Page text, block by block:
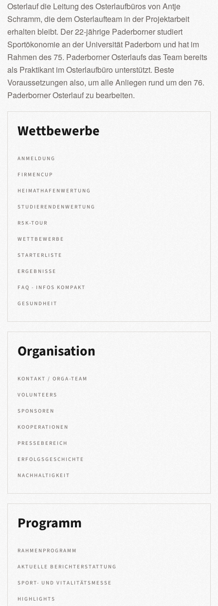
Osterlauf die Leitung des Osterlaufbüros von Antje
Schramm, die dem Osterlaufteam in der Projektarbeit
erhalten bleibt. Der 22-jährige Paderborner studiert
Sportökonomie an der Universität Paderborn und hat im
Rahmen des 75. Paderborner Osterlaufs das Team bereits
als Praktikant im Osterlaufbüro unterstützt. Beste
Voraussetzungen also, um alle Anliegen rund um den 76.
Paderborner Osterlauf zu bearbeiten.
Wettbewerbe
ANMELDUNG
FIRMENCUP
HEIMATHAFENWERTUNG
STUDIERENDENWERTUNG
R5K-TOUR
WETTBEWERBE
STARTERLISTE
ERGEBNISSE
FAQ - INFOS KOMPAKT
GESUNDHEIT
Organisation
KONTAKT / ORGA-TEAM
VOLUNTEERS
SPONSOREN
KOOPERATIONEN
PRESSEBEREICH
ERFOLGSGESCHICHTE
NACHHALTIGKEIT
Programm
RAHMENPROGRAMM
AKTUELLE BERICHTERSTATTUNG
SPORT- UND VITALITÄTSMESSE
HIGHLIGHTS